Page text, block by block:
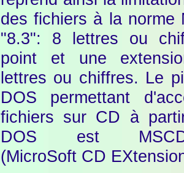
des fichiers à la norme
"8.3": 8 lettres ou
point et une
lettres ou chiffres. Le
DOS permettant
fichiers sur CD à
DOS est
(MicroSoft CD